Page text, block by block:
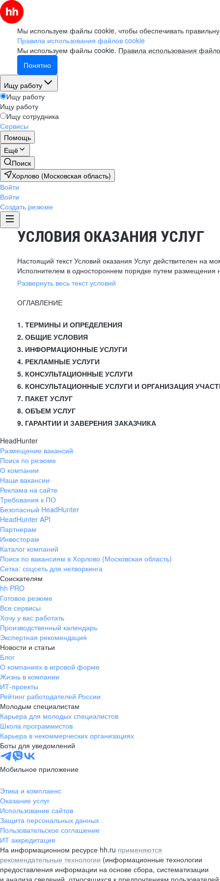
Мы используем файлы cookie, чтобы обеспечивать
Правила использования файлов cookie
Мы используем файлы cookie. Правила использования
Понятно
Ищу работу
Ищу работу
Ищу работу
Ищу сотрудника
Сервисы
Помощь
Ещё
Поиск
Хорлово (Московская область)
Войти
Войти
Создать резюме
УСЛОВИЯ ОКАЗАНИЯ УСЛУГ
Настоящий текст Условий оказания Услуг действителен на
Исполнителем в одностороннем порядке путем размещения
Развернуть весь текст условий
ОГЛАВЛЕНИЕ
1. ТЕРМИНЫ И ОПРЕДЕЛЕНИЯ
2. ОБЩИЕ УСЛОВИЯ
3. ИНФОРМАЦИОННЫЕ УСЛУГИ
4. РЕКЛАМНЫЕ УСЛУГИ
5. КОНСУЛЬТАЦИОННЫЕ УСЛУГИ
6. КОНСУЛЬТАЦИОННЫЕ УСЛУГИ И ОРГАНИЗАЦИЯ
7. ПАКЕТ УСЛУГ
8. ОБЪЕМ УСЛУГ
9. ГАРАНТИИ И ЗАВЕРЕНИЯ ЗАКАЗЧИКА
HeadHunter
Размещение вакансий
Поиск по резюме
О компании
Наши вакансии
Реклама на сайте
Требования к ПО
Безопасный HeadHunter
HeadHunter API
Партнерам
Инвесторам
Каталог компаний
Поиск по вакансиям в Хорлово (Московская область)
Сетка: соцсеть для нетворкинга
Соискателям
hh PRO
Готовое резюме
Все сервисы
Хочу у вас работать
Производственный календарь
Экспертная рекомендация
Новости и статьи
Блог
О компаниях в игровой форме
Жизнь в компании
ИТ-проекты
Рейтинг работодателей России
Молодым специалистам
Карьера для молодых специалистов
Школа программистов
Карьера в некоммерческих организациях
Боты для уведомлений
Мобильное приложение
Этика и комплаенс
Оказание услуг
Использование сайтов
Защита персональных данных
Пользовательское соглашение
ИТ аккредитация
На информационном ресурсе hh.ru применяются
рекомендательные технологии (информационные технологии
предоставления информации на основе сбора, систематизации
и анализа сведений, относящихся к предпочтениям пользователей